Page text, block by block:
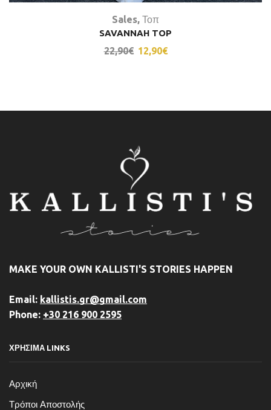
Sales, Τοπ
SAVANNAH TOP
22,90€ 12,90€
MAKE YOUR OWN KALLISTI'S STORIES HAPPEN
Email: kallistis.gr@gmail.com
Phone: +30 216 900 2595
ΧΡΗΣΙΜΑ LINKS
Αρχική
Τρόποι Αποστολής